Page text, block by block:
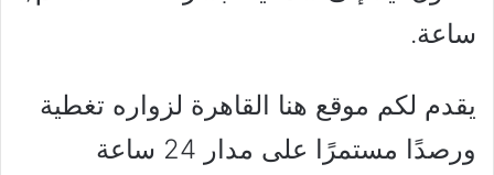
ساعة.
يقدم لكم موقع هنا القاهرة لزواره تغطية
ورصدًا مستمرًا على مدار 24 ساعة